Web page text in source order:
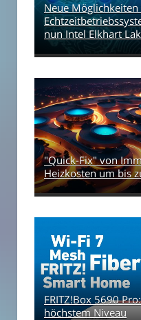
Neue
nun Intel Elkhart
"Quick-Fix" von
Heizkosten um bis
FRITZ!Box 5690
höchstem Niveau